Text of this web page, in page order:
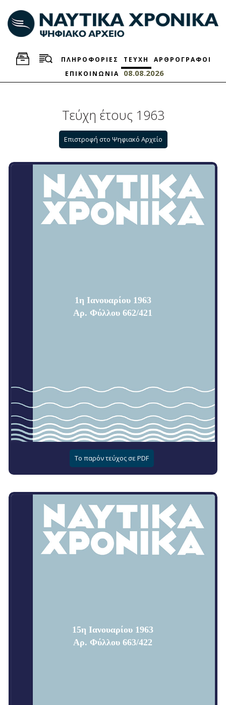
ΠΛΗΡΟΦΟΡΙΕΣ ΤΕΥΧΗ
ΑΡΘΡΟΓΡΑΦΟΙ
ΕΠΙΚΟΙΝΩΝΙΑ
08.08.2026
Τεύχη έτους 1963
Επιστροφή στο Ψηφιακό Αρχείο
1η Ιανουαρίου 1963
Αρ. Φύλλου 662/421
Το παρόν τεύχος σε PDF
15η Ιανουαρίου 1963
Αρ. Φύλλου 663/422